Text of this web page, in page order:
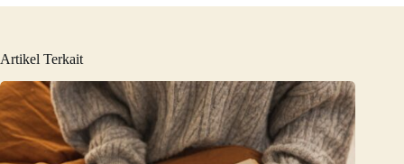
Artikel Terkait